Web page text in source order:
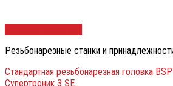
Резьбонарезные станки и
Стандартная резьбонарезная головка
Супертроник 3 SE